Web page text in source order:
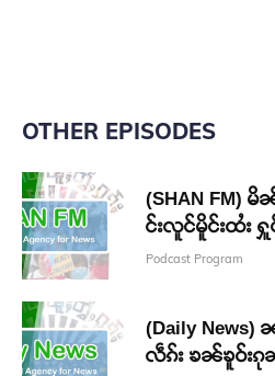
OTHER EPISODES
(SHAN FM)
င်းလူင်မိူင်းထႆး
Podcast Program
(Daily News)
လဵၵ်း ၶၼ်ၶူဝ်းၵု